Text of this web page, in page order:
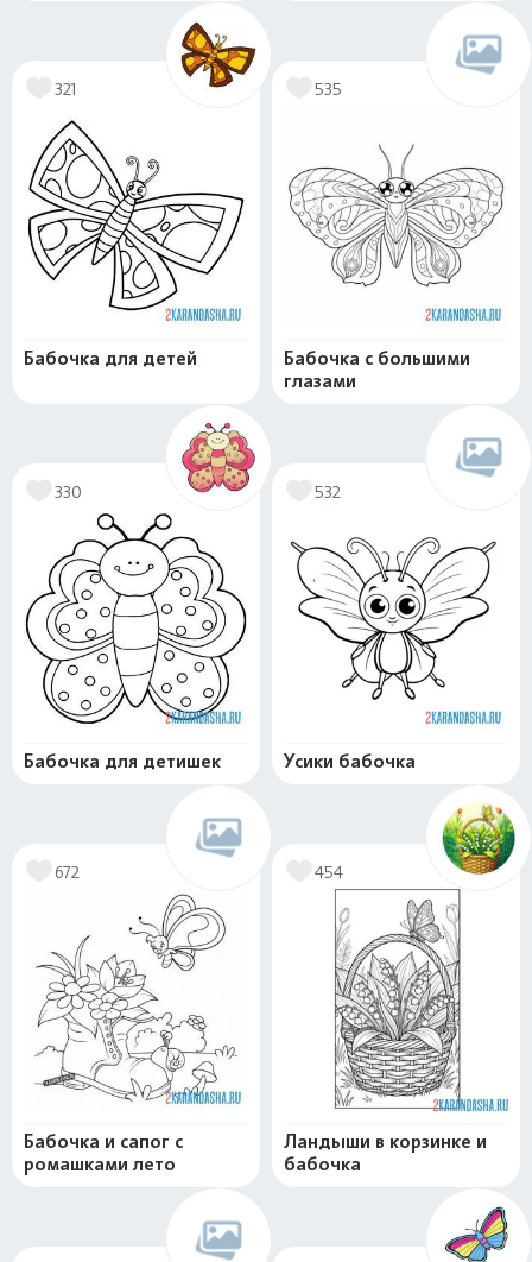
321
Бабочка для детей
535
Бабочка с большими
глазами
330
Бабочка для детишек
532
Усики бабочка
672
Бабочка и сапог с
ромашками лето
454
Ландыши в корзинке и
бабочка